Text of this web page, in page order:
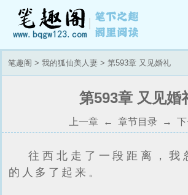
笔趣阁 > 我的狐仙美人妻 > 第593章 又见婚礼
第593章 又见婚
上一章 ← 章节目录 →
往西北走了一段距离，我
的人多了起来。